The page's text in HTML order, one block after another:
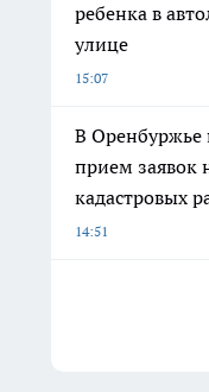
ребенка в
улице
15:07
В Оренбуржье
прием заявок
кадастровых
14:51